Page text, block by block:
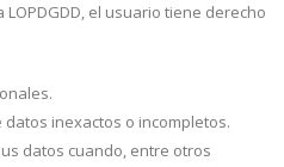
LOPDGDD, el usuario tiene derecho
inexactos o incompletos.
datos cuando, entre otros